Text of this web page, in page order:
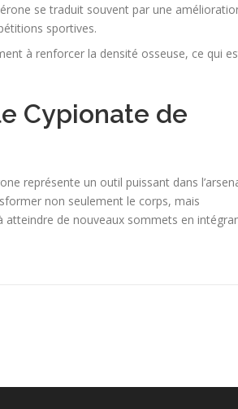
se traduit souvent par une
sportives.
à renforcer la densité osseuse, ce qui
Cypionate de
représente un outil puissant dans
non seulement le corps, mais
de nouveaux sommets en